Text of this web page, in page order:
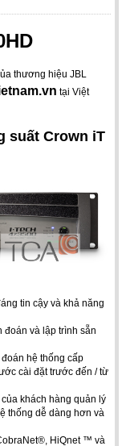
thương hiệu JBL
tại Việt
suất Crown iT
tin cậy và khả năng
đoán và lập trình sẵn
hệ thống cấp
cài đặt trước đến / từ
khách hàng quản lý
thống dễ dàng hơn và
HiQnet ™ và